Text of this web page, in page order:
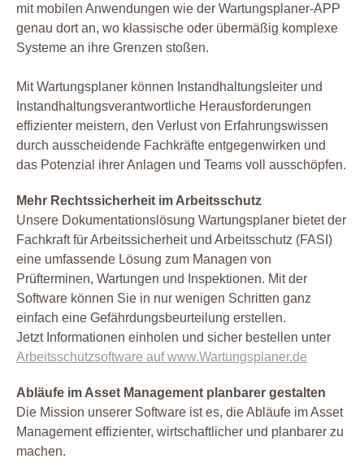
mit mobilen Anwendungen wie der Wartungsplaner-APP
genau dort an, wo klassische oder übermäßig komplexe
Systeme an ihre Grenzen stoßen.
Mit Wartungsplaner können Instandhaltungsleiter und
Instandhaltungsverantwortliche Herausforderungen
effizienter meistern, den Verlust von Erfahrungswissen
durch ausscheidende Fachkräfte entgegenwirken und
das Potenzial ihrer Anlagen und Teams voll ausschöpfen.
Mehr Rechtssicherheit im Arbeitsschutz
Unsere Dokumentationslösung Wartungsplaner bietet der
Fachkraft für Arbeitssicherheit und Arbeitsschutz (FASI)
eine umfassende Lösung zum Managen von
Prüfterminen, Wartungen und Inspektionen. Mit der
Software können Sie in nur wenigen Schritten ganz
einfach eine Gefährdungsbeurteilung erstellen.
Jetzt Informationen einholen und sicher bestellen unter
Arbeitsschutzsoftware auf www.Wartungsplaner.de
Abläufe im Asset Management planbarer gestalten
Die Mission unserer Software ist es, die Abläufe im Asset
Management effizienter, wirtschaftlicher und planbarer zu
machen.